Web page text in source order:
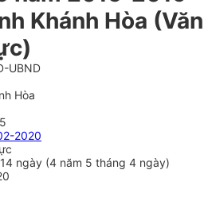
Khánh Hòa (Văn
UBND
Hòa
2020
ngày (4 năm 5 tháng 4 ngày)